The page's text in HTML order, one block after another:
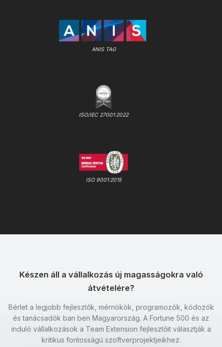
ANIS TAG
ISO/IEC 27001:2022
ISO 9001:2015
Készen áll a vállalkozás új magasságokra való
átvételére?
Bérlet a legjobb fejlesztők, mérnökök, programozók, kódozók
és tanácsadók ban ben Magyarország. A Fortune 500 és az
induló vállalkozások a Team Extension fejlesztőit választják a
kritikus fontosságú szoftverprojektjeikhez.